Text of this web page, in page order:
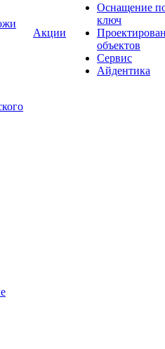
Акции
Оснащение
ключ
объектов
Сервис
Айдентика